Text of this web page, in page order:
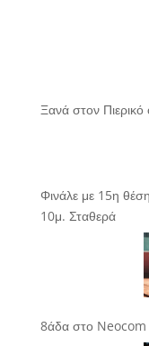
Ξανά στον Πιερικό
Φινάλε με 15η
10μ. Σταθερά
8άδα στο